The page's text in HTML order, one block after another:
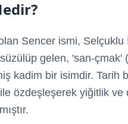
Sencer ismi,
gelen, 'san-çmak'
kadim bir isimdir. Tarih
özdeşleşerek yiğitlik ve